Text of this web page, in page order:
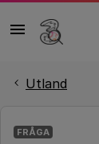
Utland
FRÅGA